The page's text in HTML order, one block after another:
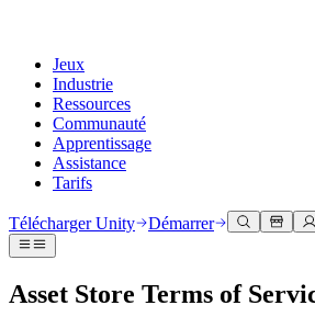
Jeux
Industrie
Ressources
Communauté
Apprentissage
Assistance
Tarifs
Moteur Unity
Collaboration 3D
Documentation
Manuels d'utilisation officiels et références
Discussions
Discuter, résoudre des problèmes et se
Unity Learn
Obtenir de l'aide
Télécharger Unity Démarrer
Asset Store Terms of